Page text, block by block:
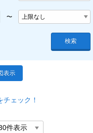
〜
検索
表示
ェック！